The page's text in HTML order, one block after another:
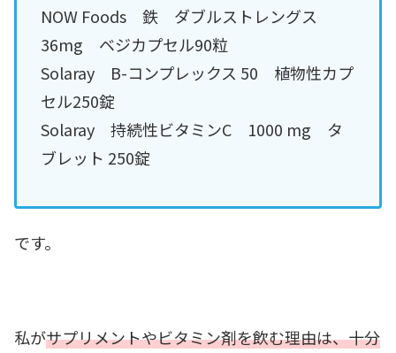
NOW Foods 鉄 ダブルストレングス
36mg ベジカプセル90粒
Solaray B-コンプレックス 50 植物性カプ
セル250錠
Solaray 持続性ビタミンC 1000 mg タ
ブレット 250錠
です。
私がサプリメントやビタミン剤を飲む理由は、十分